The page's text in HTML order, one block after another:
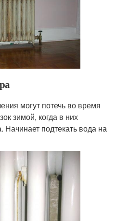
могут потечь во время
зимой, когда в них
Начинает подтекать вода на